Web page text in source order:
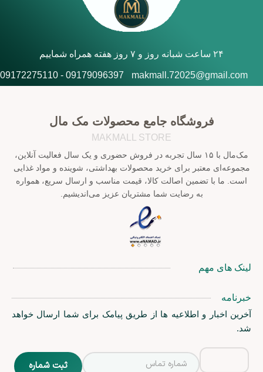
۲۴ ساعت شبانه روز و ۷ روز هفته همراه شماییم
makmall.72025@gmail.com
09179096397 - 09172275110
فروشگاه جامع محصولات مک مال
MAKMALL STORE
مک‌مال با ۱۵ سال تجربه در فروش حضوری و یک سال فعالیت آنلاین،
مجموعه‌ای معتبر برای خرید محصولات بهداشتی، شوینده و مواد غذایی
است. ما با تضمین اصالت کالا، قیمت مناسب و ارسال سریع، همواره
به رضایت شما مشتریان عزیز می‌اندیشیم.
لینک های مهم
خبرنامه
آخرین اخبار و اطلاعیه ها از طریق پیامک برای شما ارسال خواهد
شد.